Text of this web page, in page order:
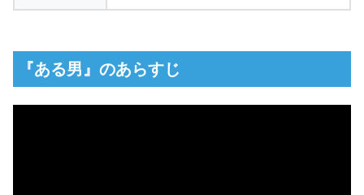
『ある男』のあらすじ